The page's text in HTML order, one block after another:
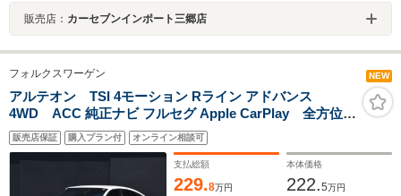
販売店： カーセブンインポート三郷店
フォルクスワーゲン NEW
アルテオン TSI 4モーション Rライン アドバンス
4WD ACC 純正ナビ フルセグ Apple CarPlay 全方位カ
メラ バーチャルCP 黒革 全席シートヒーター 電動バック
ドア オートホールド レーンキープアシスト ブラインドス
ポットアシスト パワーシート LED ドラレコ ETC
販売店保証 購入プラン付 オンライン相談可
支払総額
229.8万円
本体価格
222.5万円